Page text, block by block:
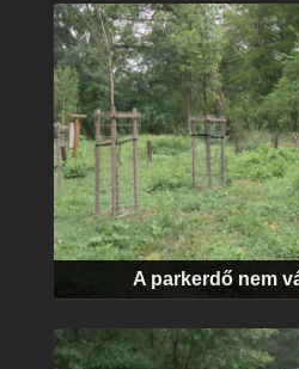
A parkerdő nem